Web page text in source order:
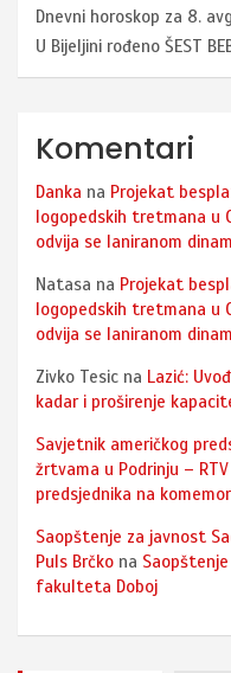
Dnevni horoskop za 8.
U Bijeljini rođeno ŠEST
Komentari
Danka na Projekat
logopedskih tretmana u
odvija se laniranom
Natasa na Projekat
logopedskih tretmana u
odvija se laniranom
Zivko Tesic na Lazić:
kadar i proširenje
Savjetnik američkog
žrtvama u Podrinju –
predsjednika na
Saopštenje za javnost
Puls Brčko na
fakulteta Doboj